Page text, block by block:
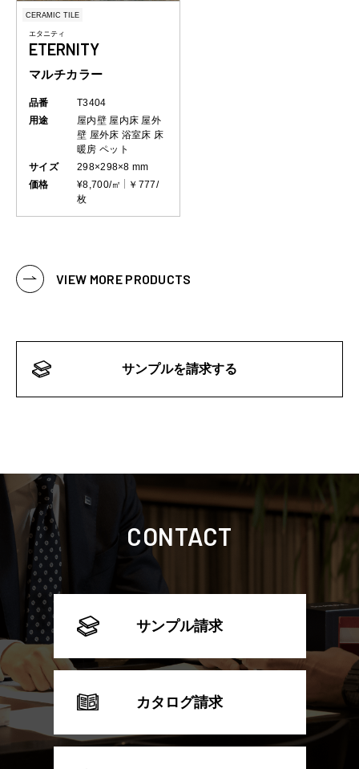
CERAMIC TILE
エタニティ
ETERNITY
マルチカラー
品番
T3404
用途
屋内壁 屋内床 屋外
壁 屋外床 浴室床 床
暖房 ペット
サイズ
298×298×8 mm
価格
¥8,700/㎡
￥777/
枚
VIEW MORE PRODUCTS
サンプルを請求する
CONTACT
サンプル請求
カタログ請求